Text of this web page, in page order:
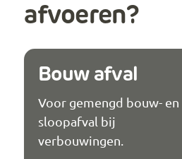
afvoeren?
Bouw afval
Voor gemengd bouw- en
sloopafval bij
verbouwingen.